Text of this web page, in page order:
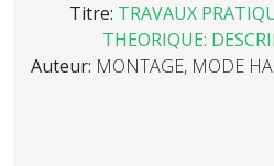
Titre: TRAVAUX
THEORIQUE:
Auteur: MONTAGE, MODE